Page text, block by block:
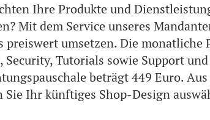
Ihre Produkte und
Mit dem Service unseres
preiswert umsetzen. Die
Security, Tutorials sowie Support
beträgt 449 Euro.
Sie Ihr künftiges Shop-Design